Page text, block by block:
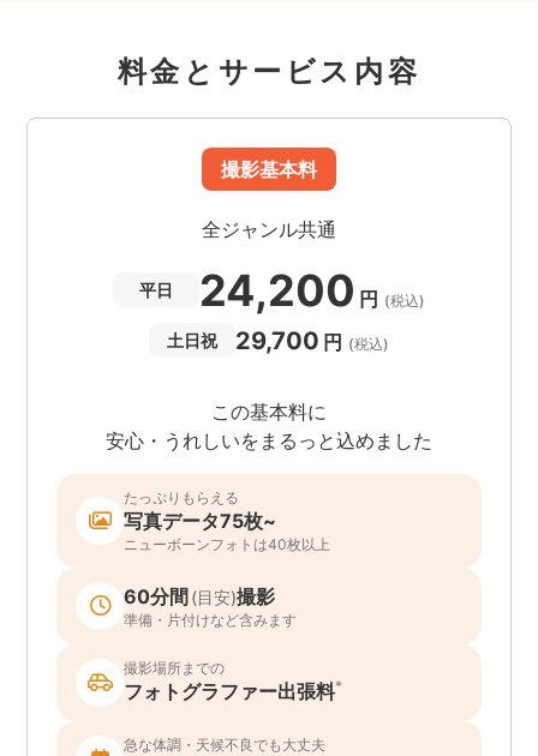
料金とサービス内容
撮影基本料
全ジャンル共通
平日 24,200 円 (税込)
土日祝 29,700 円 (税込)
この基本料に
安心・うれしいをまるっと込めました
たっぷりもらえる
写真データ75枚~
ニューボーンフォトは40枚以上
60分間 (目安)撮影
準備・片付けなど含みます
撮影場所までの
フォトグラファー出張料*
急な体調・天候不良でも大丈夫